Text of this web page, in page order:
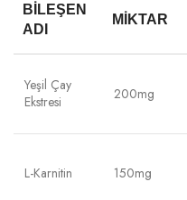
BILEŞEN
ADI
MIKTAR
Yeşil Çay
Ekstresi
200mg
L-Karnitin 150mg